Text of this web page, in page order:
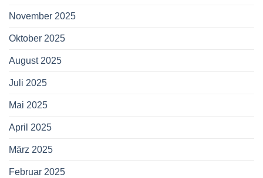
November 2025
Oktober 2025
August 2025
Juli 2025
Mai 2025
April 2025
März 2025
Februar 2025